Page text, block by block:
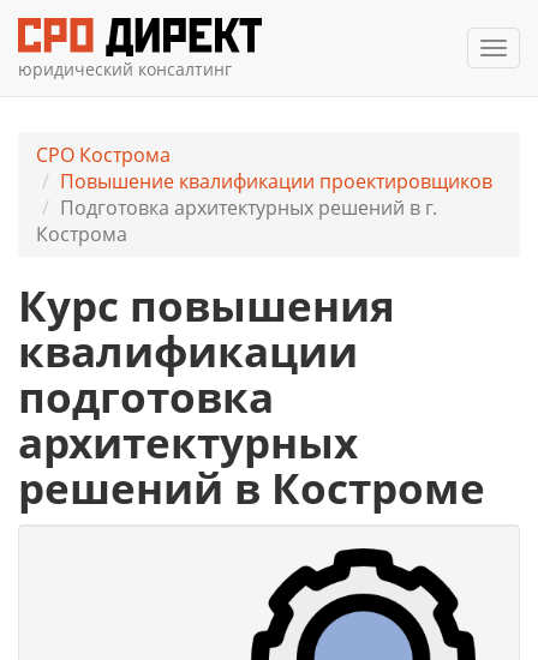
юридический консалтинг
СРО Кострома
Повышение квалификации проектировщиков
Подготовка архитектурных решений в г.
Кострома
Курс повышения
квалификации
подготовка
архитектурных
решений в Костроме